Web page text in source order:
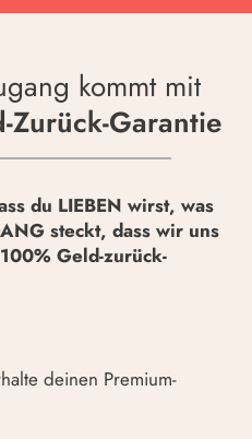
kommt mit
Zurück-Garantie
du LIEBEN wirst, was
steckt, dass wir uns
Geld-zurück-
deinen Premium-